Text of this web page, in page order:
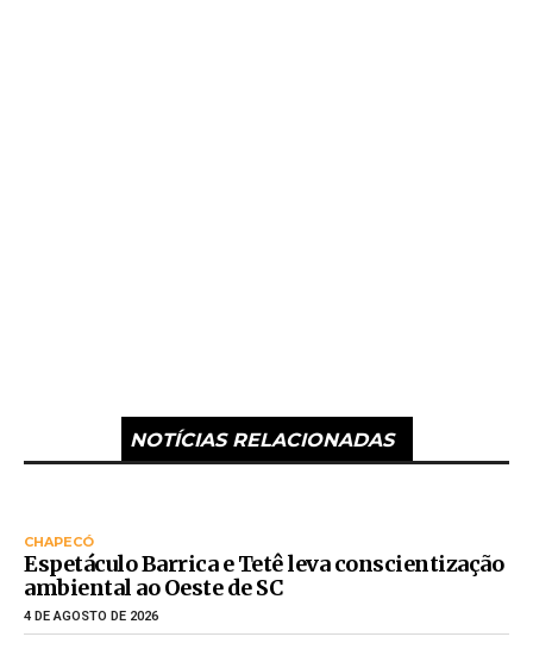
NOTÍCIAS RELACIONADAS
CHAPECÓ
Espetáculo Barrica e Tetê leva conscientização
ambiental ao Oeste de SC
4 DE AGOSTO DE 2026